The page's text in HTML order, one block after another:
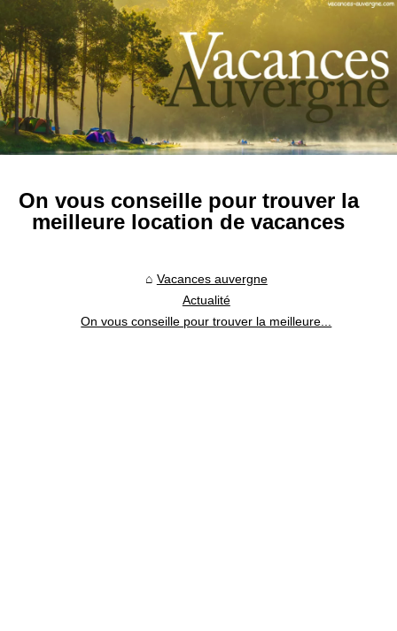
On vous conseille pour trouver la
meilleure location de vacances
Vacances auvergne
Actualité
On vous conseille pour trouver la meilleure...